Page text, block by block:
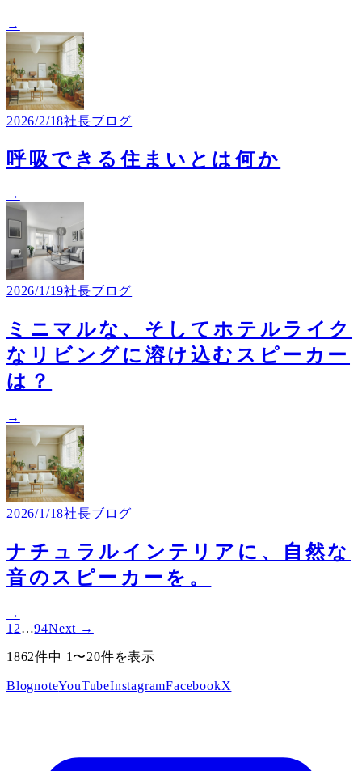
→
2026/2/18社長ブログ
呼吸できる住まいとは何か
→
2026/1/19社長ブログ
ミニマルな、そしてホテルライク
なリビングに溶け込むスピーカー
は？
→
2026/1/18社長ブログ
ナチュラルインテリアに、自然な
音のスピーカーを。
→
1 2…94Next →
1862件中 1〜20件を表示
BlognoteYouTubeInstagramFacebookX